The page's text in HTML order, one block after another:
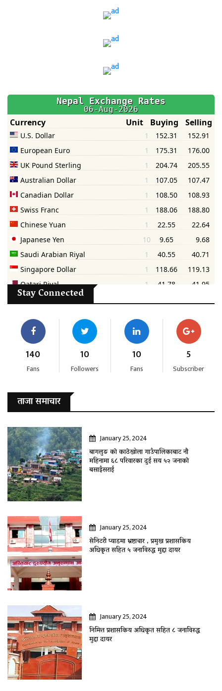
Stay Connected
140
Fans
10
Followers
10
Fans
5
Subscriber
ताजा समाचार
January 25, 2024
बागलुङ काे काठेखोला गाउँपालिकाबाट नौ
महिनामा ६८ परिवारका दुई सय ५२ जनाकाे
बसाइँसराई
January 25, 2024
सेनिटरी प्याडमा भ्रष्टाचार , प्रमुख प्रशासकिय
अधिकृत सहित ५ जनाविरुद्ध मुद्दा दायर
January 25, 2024
निमित्त प्रशासकिय अधिकृत सहित ८ जनाविरुद्ध
मुद्दा दायर